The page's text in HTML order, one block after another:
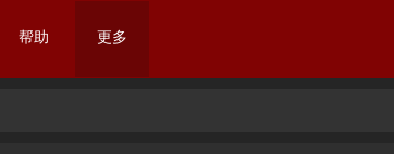
帮助 更多